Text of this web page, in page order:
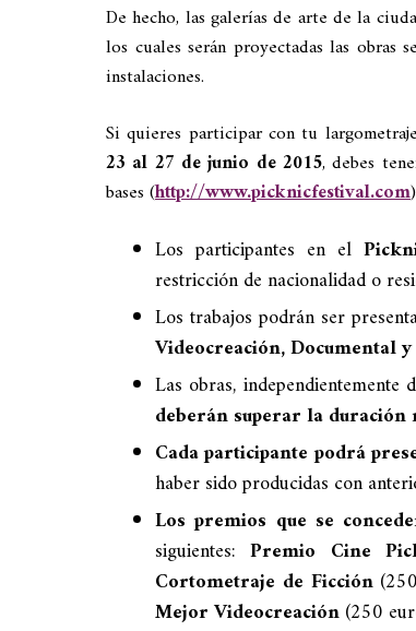
De hecho, las galerías de arte de la
los cuales serán proyectadas las obras
instalaciones.
Si quieres participar con tu
23 al 27 de junio de 2015, debes
bases (http://www.picknicfestival.com
Los participantes en el
restricción de nacionalidad o
Los trabajos podrán ser
Videocreación, Documental
Las obras,
deberán superar la
Cada participante podrá
haber sido producidas con
Los premios que se
siguientes:Premio Cine
Cortometraje de Ficción
Mejor Videocreación(250